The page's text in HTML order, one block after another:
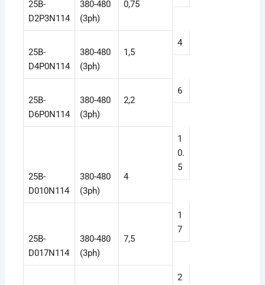
25B-
D2P3N114
380-480
(3ph)
0,75
25B-
D4P0N114
380-480
(3ph)
1,5
4
25B-
D6P0N114
380-480
(3ph)
2,2
6
25B-
D010N114
380-480
(3ph)
4
1
0.
5
25B-
D017N114
380-480
(3ph)
7,5
1
7
2